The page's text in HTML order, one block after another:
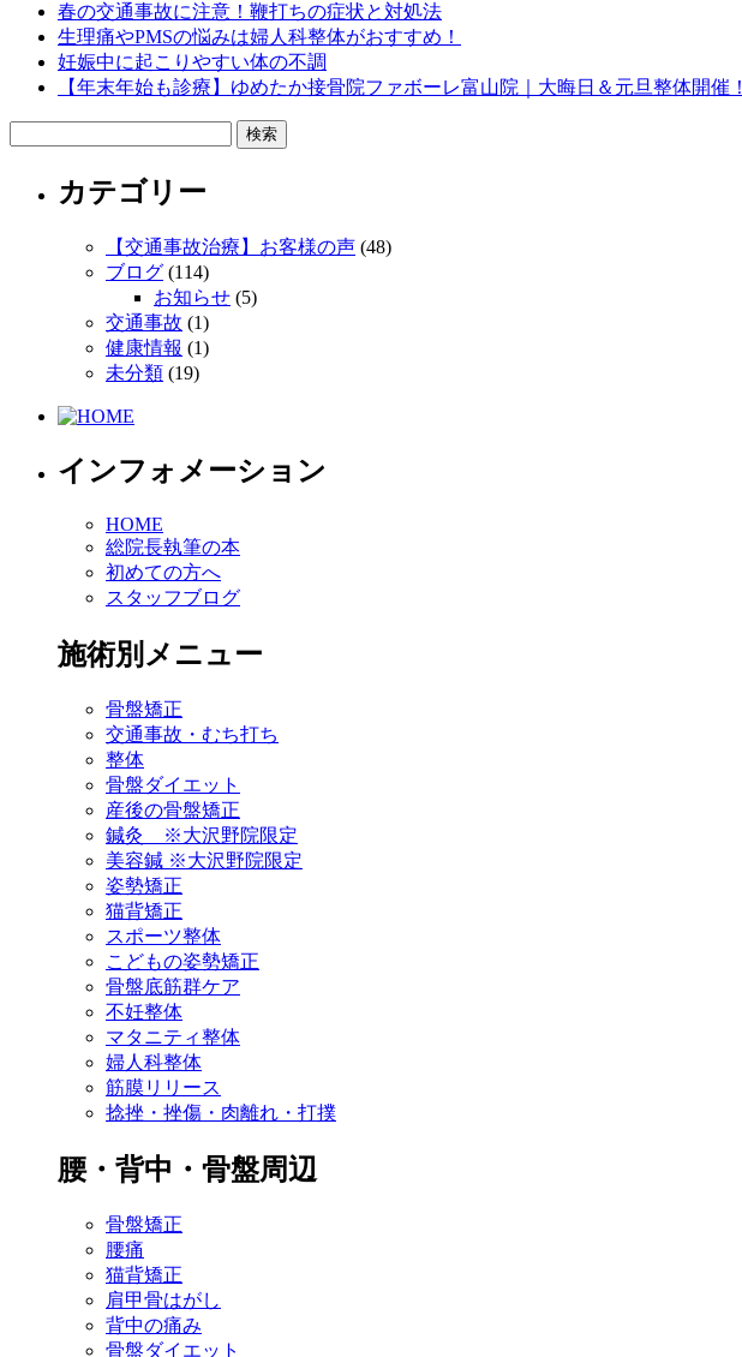
春の交通事故に注意！鞭打ちの症状と対処法
生理痛やPMSの悩みは婦人科整体がおすすめ！
妊娠中に起こりやすい体の不調
【年末年始も診療】ゆめたか接骨院ファボーレ富山院｜大晦日＆元旦整体開催！
カテゴリー
【交通事故治療】お客様の声 (48)
ブログ (114)
お知らせ (5)
交通事故 (1)
健康情報 (1)
未分類 (19)
インフォメーション
HOME
総院長執筆の本
初めての方へ
スタッフブログ
施術別メニュー
骨盤矯正
交通事故・むち打ち
整体
骨盤ダイエット
産後の骨盤矯正
鍼灸 ※大沢野院限定
美容鍼 ※大沢野院限定
姿勢矯正
猫背矯正
スポーツ整体
こどもの姿勢矯正
骨盤底筋群ケア
不妊整体
マタニティ整体
婦人科整体
筋膜リリース
捻挫・挫傷・肉離れ・打撲
腰・背中・骨盤周辺
骨盤矯正
腰痛
猫背矯正
肩甲骨はがし
背中の痛み
骨盤ダイエット